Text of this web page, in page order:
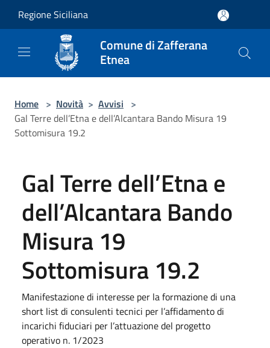
Regione Siciliana
Comune di Zafferana
Etnea
Home > Novità > Avvisi >
Gal Terre dell’Etna e dell’Alcantara Bando Misura 19
Sottomisura 19.2
Gal Terre dell’Etna e
dell’Alcantara Bando
Misura 19
Sottomisura 19.2
Manifestazione di interesse per la formazione di una
short list di consulenti tecnici per l’affidamento di
incarichi fiduciari per l’attuazione del progetto
operativo n. 1/2023